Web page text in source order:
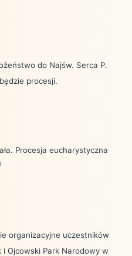
do Najśw. Serca P.
procesji.
Procesja eucharystyczna
organizacyjne uczestników
Ojcowski Park Narodowy w